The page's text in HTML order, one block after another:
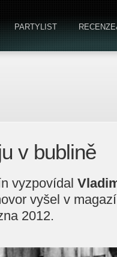
PARTYLIST
v bublině
vyzpovídal
vyšel v
2012.